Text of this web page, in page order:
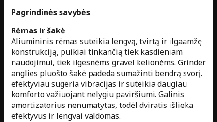
Pagrindinės savybės
Rėmas ir šakė
Aliumininis rėmas suteikia lengvą, tvirtą ir ilgaamžę
konstrukciją, puikiai tinkančią tiek kasdieniam
naudojimui, tiek ilgesnėms gravel kelionėms. Grinder
anglies pluošto šakė padeda sumažinti bendrą svorį,
efektyviau sugeria vibracijas ir suteikia daugiau
komforto važiuojant nelygiu paviršiumi. Galinis
amortizatorius nenumatytas, todėl dviratis išlieka
efektyvus ir lengvai valdomas.